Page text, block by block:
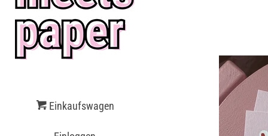
Einkaufswagen